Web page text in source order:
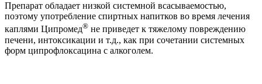
Препарат обладает низкой системной всасываемостью,
поэтому употребление спиртных напитков во время лечения
каплями Ципромед® не приведет к тяжелому повреждению
печени, интоксикации и т.д., как при сочетании системных
форм ципрофлоксацина с алкоголем.